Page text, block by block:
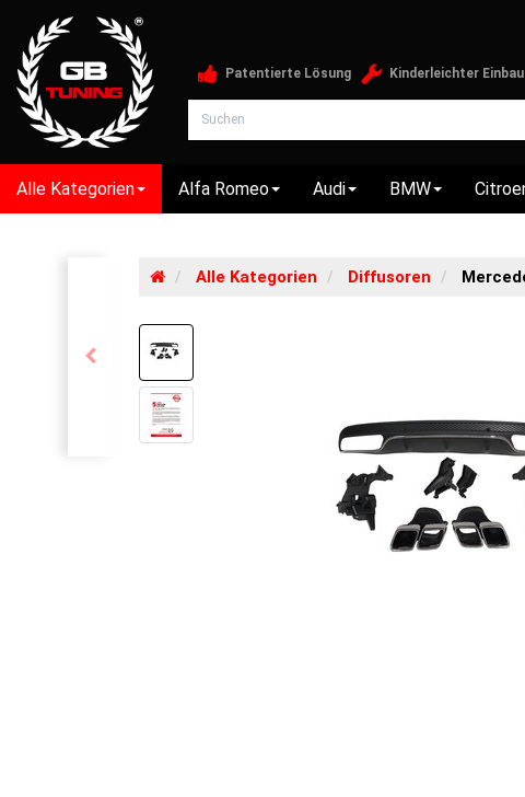
Patentierte Lösung Kinderleichter Einbau
Alle Kategorien Alfa Romeo Audi BMW
Alle Kategorien Diffusoren